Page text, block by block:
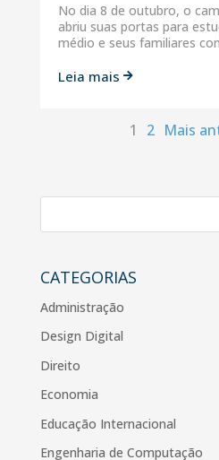
No dia 8 de outubro, o
abriu suas portas para
médio e seus familiares
Leia mais 
1 2 Mais
CATEGORIAS
Administração
Design Digital
Direito
Economia
Educação Internacional
Engenharia de Computação